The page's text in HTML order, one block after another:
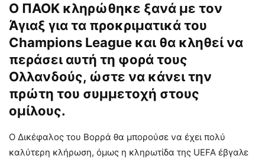
Ο ΠΑΟΚ κληρώθηκε ξανά με τον
Άγιαξ για τα προκριματικά του
Champions League και θα κληθεί να
περάσει αυτή τη φορά τους
Ολλανδούς, ώστε να κάνει την
πρώτη του συμμετοχή στους
ομίλους.
O Δικέφαλος του Βορρά θα μπορούσε να έχει πολύ
καλύτερη κλήρωση, όμως η κληρωτίδα της UEFA έβγαλε